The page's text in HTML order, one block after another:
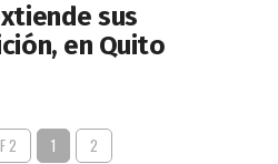
sus
en Quito
2 1 2